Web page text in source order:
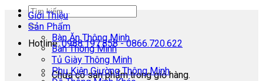
Hotline:0988.197.858 - 0866.720.622
Chưa có sản phẩm trong giỏ hàng.
Giới Thiệu
Sản Phẩm
Bàn Ăn Thông Minh
Bàn Thông Minh
Tủ Giày Thông Minh
Phụ Kiện Giường Thông Minh